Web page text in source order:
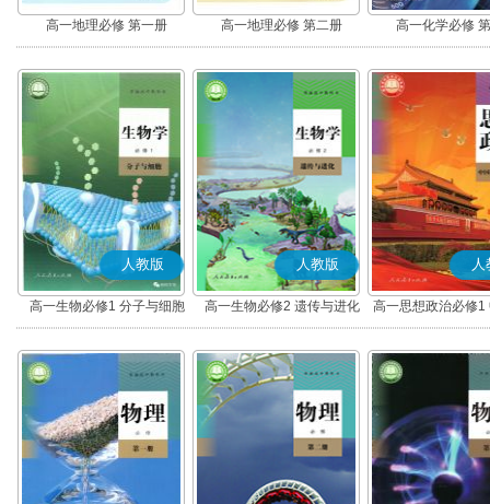
高一地理必修 第一册 高一地理必修 第二册 高一化学必修
人教版
高一生物必修1 分子与细胞
人教版
高一生物必修2 遗传与进化
人
高一思想政治必修1
社会主义(部